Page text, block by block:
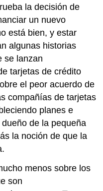
la decisión de
un nuevo
está bien, y estar
algunas historias
se lanzan
tarjetas de crédito
el peor acuerdo de
compañías de tarjetas
planes e
de la pequeña
la noción de que la
menos sobre los
son